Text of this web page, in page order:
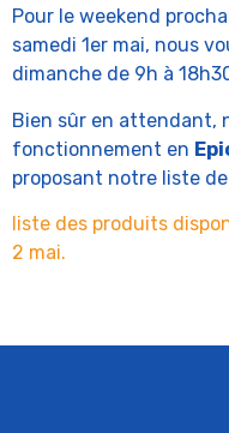
Pour le weekend
samedi 1er mai, nous
dimanche de 9h à
Bien sûr en attendant,
fonctionnement en
proposant notre liste
liste des produits
2 mai.